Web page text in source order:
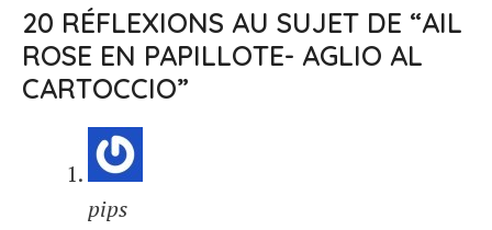
20 RÉFLEXIONS AU SUJET DE “AIL
ROSE EN PAPILLOTE- AGLIO AL
CARTOCCIO”
pips